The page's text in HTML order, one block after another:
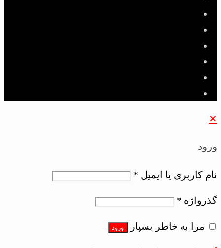
✕
ورود
نام کاربری یا ایمیل *
گذرواژه *
مرا به خاطر بسپار ورود